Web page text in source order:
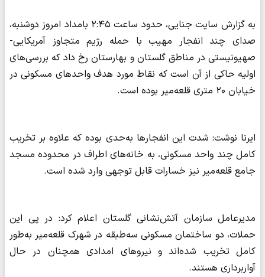
به گزارش سایت جنایی، حدود ساعت ۲:۴۵ بامداد امروز دوشنبه،
صدای چند انفجار مهیب با حمله رژیم متجاوز آمریکایی-
صهیونیستی در مناطق گلستان و بهارستان رخ داد که بررسی‌های
اولیه حاکی از آن است که نقاط مورد هدف واحدهای مسکونی در
خیابان ۲۰ متری قلعه‌میر بوده است.
ایرنا نوشت: شدت این انفجارها به‌حدی بوده که علاوه بر تخریب
کامل چند واحد مسکونی، به خانه‌های اطراف در محدوده مسجد
جامع قلعه‌میر نیز خسارات قابل توجهی وارد شده است.
مدیرعامل سازمان آتش‌نشانی گلستان اعلام کرد: در پی این
حملات، دو ساختمان مسکونی سه‌طبقه در شهرک قلعه‌میر به‌طور
کامل تخریب شده‌اند و نیروهای امدادی همچنان در حال
آواربرداری هستند.